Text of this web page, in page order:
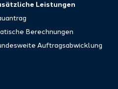
Leistungen
Berechnungen
Auftragsabwicklung